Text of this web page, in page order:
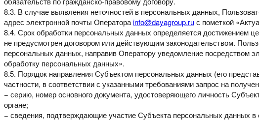
8.3. В случае выявления неточностей в персональных данных,
адрес электронной почты Оператораinfo@dayagroup.ruс пометкой
8.4. Срок обработки персональных данных определяется достижением
не предусмотрен договором или действующимзаконодательством.
персональных данных, направив Оператору уведомление посредством
обработку персональных данных».
8.5. Порядок направления Субъектом персональных данных (его
частности, в соответствии с указаннымитребованиями запрос на
− серию, номер основного документа, удостоверяющего личность
органе;
− сведения, подтверждающие участие Субъекта персональных данных в